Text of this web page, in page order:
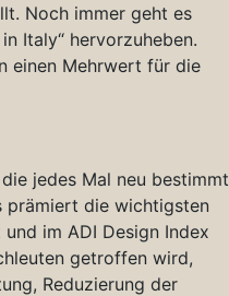
Noch immer geht es
Italy“ hervorzuheben.
einen Mehrwert für die
jedes Mal neu bestimmt
prämiert die wichtigsten
im ADI Design Index
getroffen wird,
Reduzierung der